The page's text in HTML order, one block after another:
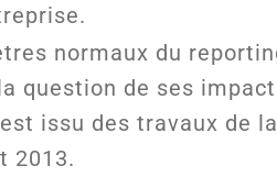
normaux du
question de ses
issu des travaux de la
2013.